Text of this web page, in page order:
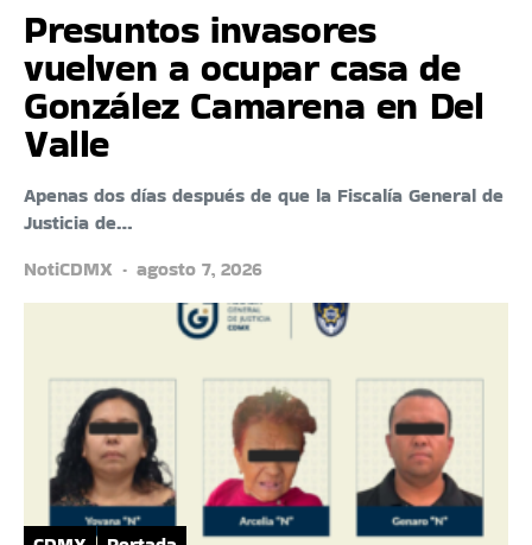
Presuntos invasores
vuelven a ocupar casa de
González Camarena en Del
Valle
Apenas dos días después de que la Fiscalía General de
Justicia de…
NotiCDMX
agosto 7, 2026